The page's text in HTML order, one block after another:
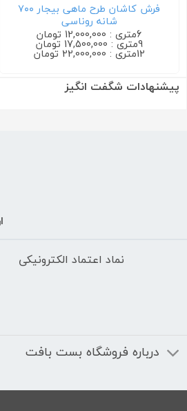
فرش فرناز ۷۰۰ شانه آبی (فروش
جفتی)
6متری : 12,000,000 تومان
9متری : 17,500,000 تومان
12متری : 22,000,000 تومان
پیشنهادات شگفت انگیز
نماد اعتماد الکترونیکی
درباره فروشگاه بست بافت